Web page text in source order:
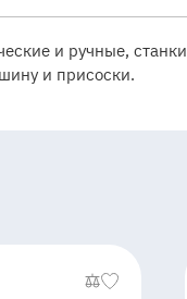
и ручные, станки
и присоски.